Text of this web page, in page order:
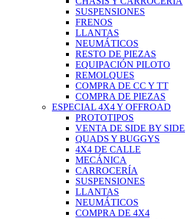
SUSPENSIONES
FRENOS
LLANTAS
NEUMÁTICOS
RESTO DE PIEZAS
EQUIPACIÓN PILOTO
REMOLQUES
COMPRA DE CC Y TT
COMPRA DE PIEZAS
ESPECIAL 4X4 Y OFFROAD
PROTOTIPOS
VENTA DE SIDE BY SIDE
QUADS Y BUGGYS
4X4 DE CALLE
MECÁNICA
CARROCERÍA
SUSPENSIONES
LLANTAS
NEUMÁTICOS
COMPRA DE 4X4